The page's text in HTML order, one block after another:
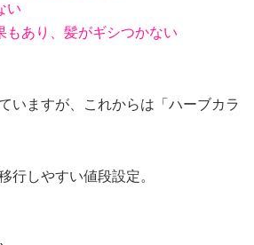
い
もあり、髪がギシつかない
いますが、これからは「ハーブカラ
行しやすい値段設定。